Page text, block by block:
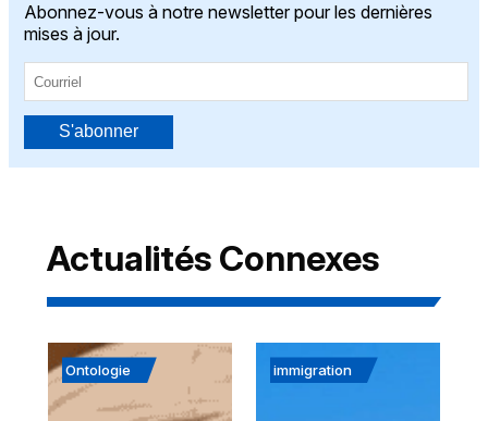
Abonnez-vous à notre newsletter pour les dernières
mises à jour.
S'abonner
Actualités Connexes
Ontologie immigration